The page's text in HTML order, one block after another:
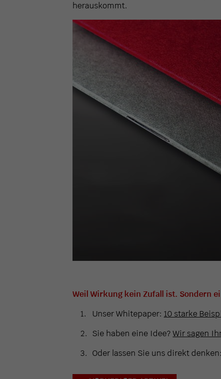
herauskommt.
Weil Wirkung kein Zufall ist. Sondern
Unser Whitepaper: 10 starke
Sie haben eine Idee? Wir sagen
Oder lassen Sie uns direkt